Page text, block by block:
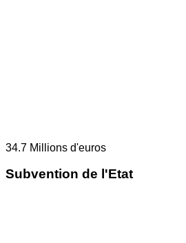
34.7 Millions d'euros
Subvention de l'Etat